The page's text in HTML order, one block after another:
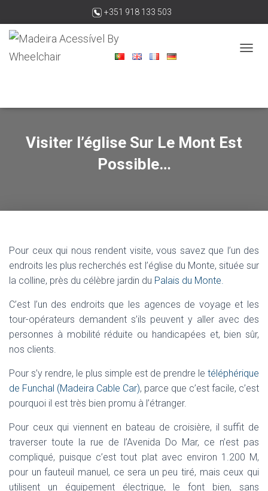
+351 918 133 503
madeiraacessivelbywheelchair@gmail.com
V
O
Visiter l’église Sur Le Mont Est
Possible…
Pour ceux qui nous rendent visite, vous savez que l’un des
endroits les plus recherchés est l’église du Monte, située sur
la colline, près du célèbre jardin du Palais du Monte.
C’est l’un des endroits que les agences de voyage et les
tour-opérateurs demandent s’ils peuvent y aller avec des
personnes à mobilité réduite ou handicapées et, bien sûr,
nos clients.
Pour s’y rendre, le plus simple est de prendre le téléphérique
de Funchal (Madeira Cable Car), parce que c’est facile, c’est
pourquoi il est très bien promu à l’étranger.
Pour ceux qui viennent en bateau de croisière, il suffit de
traverser toute la rue de l’Avenida Do Mar, ce n’est pas
compliqué, puisque c’est tout plat avec environ 1.200 M,
pour un fauteuil manuel, ce sera un peu tiré, mais ceux qui
utilisent un équipement électrique, le font bien, sans